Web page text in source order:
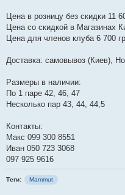
Цена в розницу без скидки 11
Цена со скидкой в Магазинах
Цена для членов клуба 6 700
Доставка: самовывоз (Киев),
Размеры в наличии:
По 1 паре 42, 46, 47
Несколько пар 43, 44, 44,5
Контакты:
Макс 099 300 8551
Иван 050 723 3068
097 925 9616
Теги: Mammut